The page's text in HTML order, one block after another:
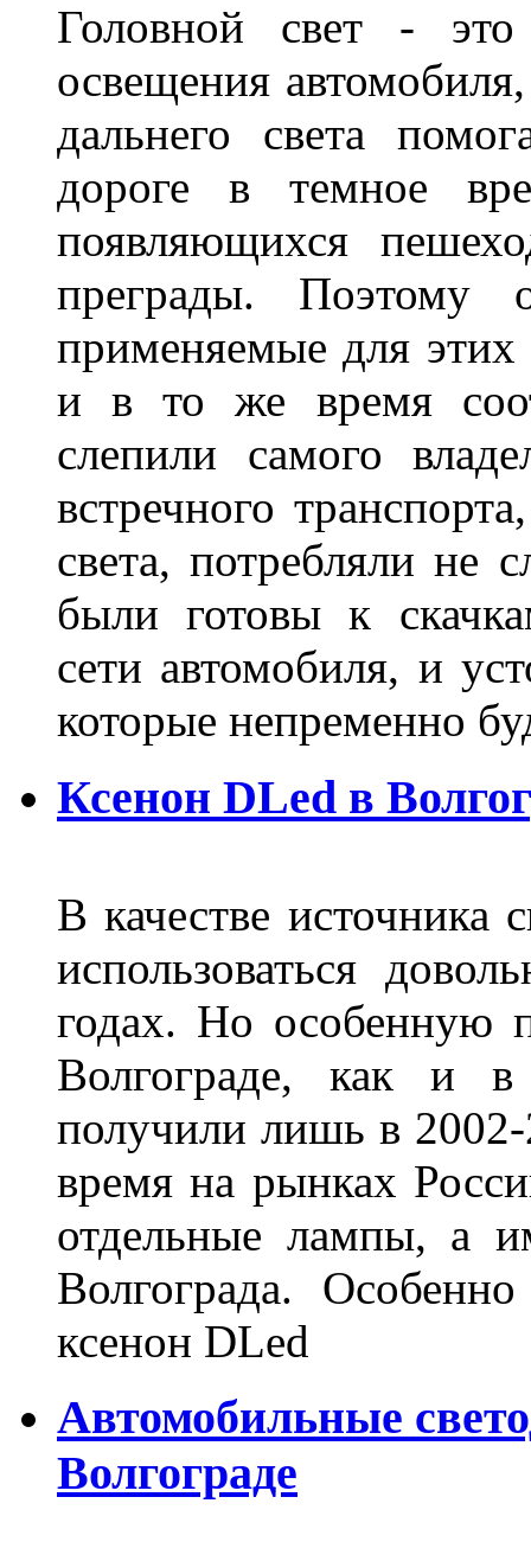
Головной свет -
освещения
дальнего света
дороге в темное
появляющихся
преграды. Поэтому
применяемые для
и в то же время
слепили самого
встречного
света, потребляли не
были готовы к
сети автомобиля, и
которые непременно
Ксенон DLed в
В качестве источника
использоваться
годах. Но особенную
Волгограде, как и
получили лишь в
время на рынках
отдельные лампы, а
Волгограда.
ксенон DLed
Автомобильные
Волгограде